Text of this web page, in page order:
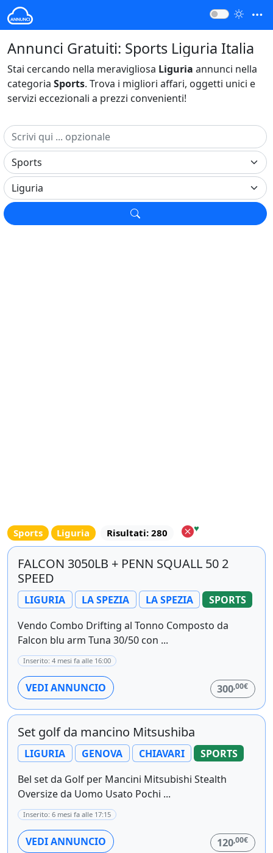
Annunci Gratuiti: Sports Liguria Italia
Stai cercando nella meravigliosa Liguria annunci nella
categoria Sports. Trova i migliori affari, oggetti unici e
servizi eccezionali a prezzi convenienti!
Sports Liguria Risultati: 280 ♥
FALCON 3050LB + PENN SQUALL 50 2
SPEED
LIGURIA LA SPEZIA LA SPEZIA
SPORTS
Vendo Combo Drifting al Tonno Composto da
Falcon blu arm Tuna 30/50 con ...
Inserito: 4 mesi fa alle 16:00
VEDI ANNUNCIO 300,00€
Set golf da mancino Mitsushiba
LIGURIA GENOVA CHIAVARI
SPORTS
Bel set da Golf per Mancini Mitsubishi Stealth
Oversize da Uomo Usato Pochi ...
Inserito: 6 mesi fa alle 17:15
VEDI ANNUNCIO 120,00€